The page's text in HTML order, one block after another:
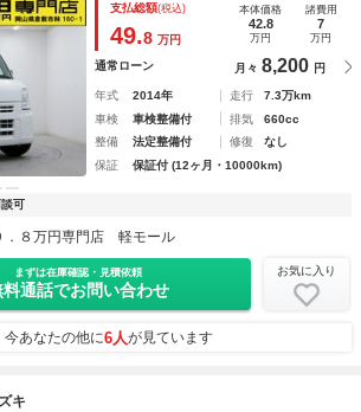
支払総額(税込)
49.8 万円
本体価格
42.8
万円
諸費用
7
万円
通常ローン 月々 8,200 円
年式 2014年 走行
7.3万km
車検
車検整備付 排気
660cc
整備
法定整備付 修復
なし
保証
保証付 (12ヶ月・10000km)
可
．８万円専門店 軽モール
まずは在庫確認・見積依頼
料通話でお問い合わせ
お気に入り
今あなたの他に6人が見ています
キ